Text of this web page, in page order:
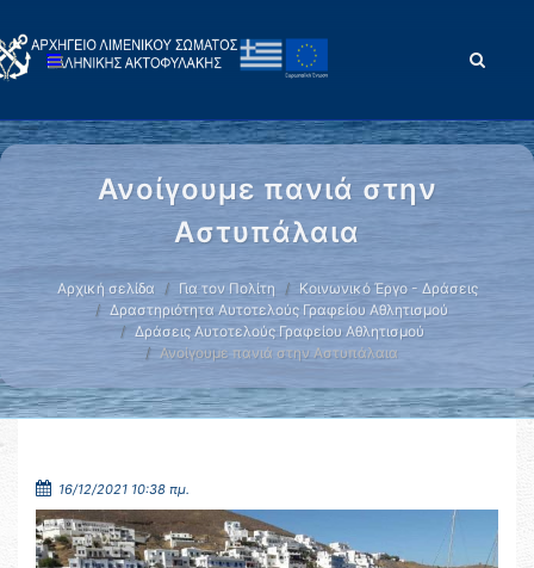
Ανοίγουμε πανιά στην
Αστυπάλαια
Αρχική σελίδα Για τον Πολίτη
Κοινωνικό Έργο - Δράσεις
Δραστηριότητα Αυτοτελούς Γραφείου Αθλητισμού
Δράσεις Αυτοτελούς Γραφείου Αθλητισμού
Ανοίγουμε πανιά στην Αστυπάλαια
16/12/2021 10:38 πμ.